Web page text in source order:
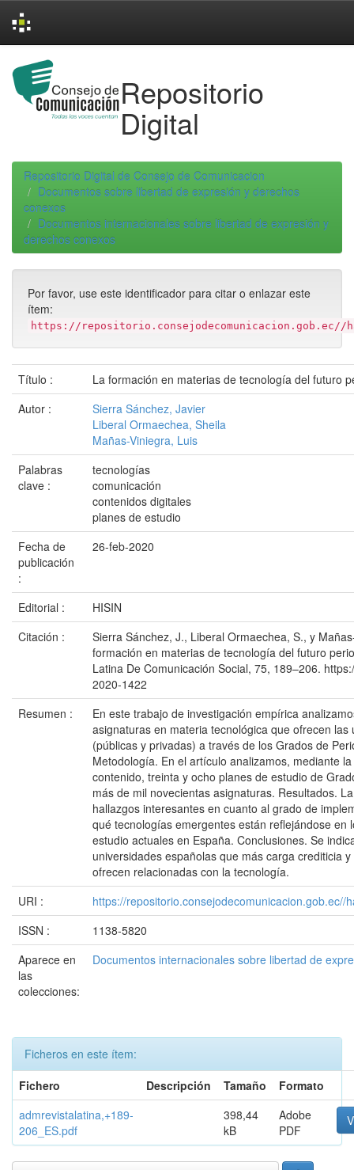
navigation
Repositorio
Digital
Repositorio Digital de Consejo de Comunicacion
Documentos sobre libertad de expresión y derechos
conexos
Documentos internacionales sobre libertad de expresión y
derechos conexos
Por favor, use este identificador para citar o enlazar este
ítem:
https://repositorio.consejodecomunicacion.gob.ec//
Título :
La formación en materias de tecnología del futuro
Autor :
Sierra Sánchez, Javier
Liberal Ormaechea, Sheila
Mañas-Viniegra, Luis
Palabras
clave :
tecnologías
comunicación
contenidos digitales
planes de estudio
Fecha de
publicación
:
26-feb-2020
Editorial :
HISIN
Citación :
Sierra Sánchez, J., Liberal Ormaechea, S., y
formación en materias de tecnología del futuro
Latina De Comunicación Social, 75, 189–206.
2020-1422
Resumen :
En este trabajo de investigación empírica
asignaturas en materia tecnológica que ofrecen las
(públicas y privadas) a través de los Grados de
Metodología. En el artículo analizamos, mediante
contenido, treinta y ocho planes de estudio de
más de mil novecientas asignaturas. Resultados.
hallazgos interesantes en cuanto al grado de
qué tecnologías emergentes están reflejándose en
estudio actuales en España. Conclusiones. Se
universidades españolas que más carga crediticia
ofrecen relacionadas con la tecnología.
URI :
https://repositorio.consejodecomunicacion.gob.ec//
ISSN :
1138-5820
Aparece en
las
colecciones:
Documentos internacionales sobre libertad de
Ficheros en este ítem:
Fichero
Descripción Tamaño
Formato
admrevistalatina,+189-
206_ES.pdf
398,44
kB
Adobe
PDF